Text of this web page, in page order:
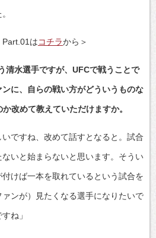
Part.01はコチラから＞
清水選手ですが、UFCで戦うことで
に、自らの戦い方がどういうものな
改めて教えていただけますか。
ですね、改めて話すとなると。試合
いと始まらないと思います。そうい
けば一本を取れているという試合を
ンが）見たくなる選手になりたいで
ね」